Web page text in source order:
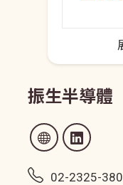
振生半導體
02-2325-